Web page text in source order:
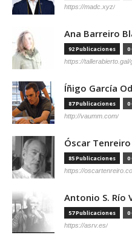
https://madc.xyz/
Ana Barreiro
92 Publicaciones 0
https://tallerabierto.gal/
Íñigo García
87 Publicaciones 0
http://vaumm.com/
Óscar
85 Publicaciones 0
https://
Antonio S. Río
57 Publicaciones 0
https://asrv.es/